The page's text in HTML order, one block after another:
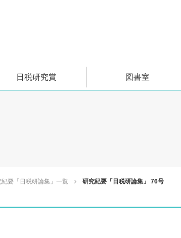
日税研究賞 図書室
紀要「日税研論集」一覧 研究紀要「日税研論集」 76号